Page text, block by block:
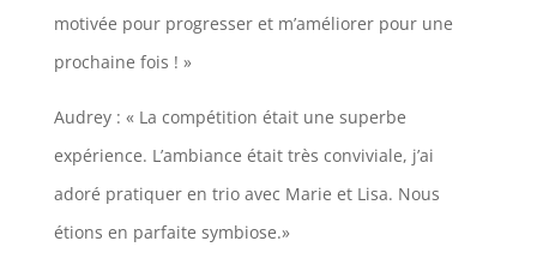
motivée pour progresser et m’améliorer pour une
prochaine fois ! »
Audrey : « La compétition était une superbe
expérience. L’ambiance était très conviviale, j’ai
adoré pratiquer en trio avec Marie et Lisa. Nous
étions en parfaite symbiose.»